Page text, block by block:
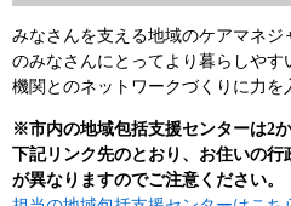
みなさんを支える地域のケアマネ
のみなさんにとってより暮らしや
機関とのネットワークづくりに力を
※市内の地域包括支援センターは2か
下記リンク先のとおり、お住いの
が異なりますのでご注意ください。